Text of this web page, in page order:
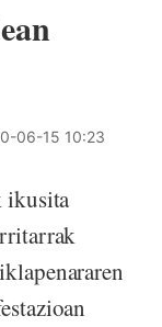
06-15 10:23
ikusita